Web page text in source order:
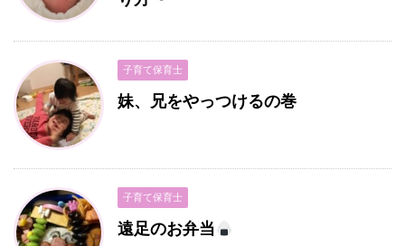
子育て保育士
妹、兄をやっつけるの巻
子育て保育士
遠足のお弁当